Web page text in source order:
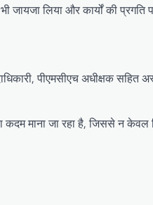
जायजा लिया और कार्यों की प्रगति
पीएमसीएच अधीक्षक
कदम माना जा रहा है, जिससे न